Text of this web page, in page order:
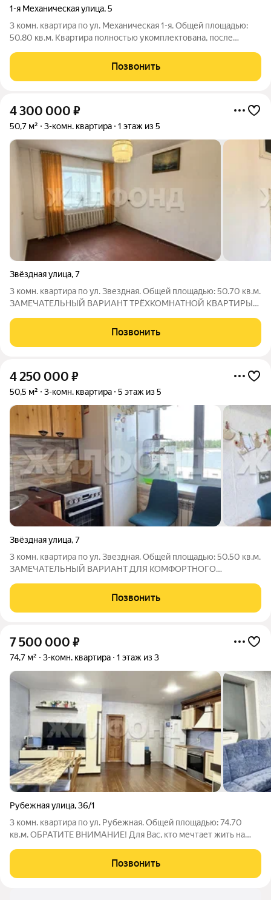
1-я Механическая улица,5
3 комн. квартира по ул. Механическая 1-я. Общей площадью:
50.80 кв.м. Квартира полностью укомплектована, после
классической кладки, расположена в спальном райне. Сторона
солнечная, квартира тёплая,
Позвонить
4 300 000 ₽
50,7 м² 3-комн. квартира 1 этаж из 5
Звёздная улица,7
3 комн. квартира по ул. Звездная. Общей площадью: 50.70 кв.м.
ЗАМЕЧАТЕЛЬНЫЙ ВАРИАНТ ТРЁХКОМНАТНОЙ КВАРТИРЫ
НЮАНСОВ! Просторная, уютная и очень теплая квартира.
Доброжелательные соседи. Вокруг дома
Позвонить
4 250 000 ₽
50,5 м² 3-комн. квартира 5 этаж из 5
Звёздная улица,7
3 комн. квартира по ул. Звездная. Общей площадью: 50.50 кв.м.
ЗАМЕЧАТЕЛЬНЫЙ ВАРИАНТ ДЛЯ КОМФОРТНОГО
квартире выполнен частично капитальный ремонт: заменены
полностью все окна, межкомнатные двери, а
Позвонить
7 500 000 ₽
74,7 м² 3-комн. квартира 1 этаж из 3
Рубежная улица,36/1
3 комн. квартира по ул. Рубежная. Общей площадью: 74.70
кв.м. ОБРАТИТЕ ВНИМАНИЕ! Для Вас, кто мечтает жить на
объект с отдельным входом в малоэтажном доме. Общая
площадь квартиры составляет 75
Позвонить